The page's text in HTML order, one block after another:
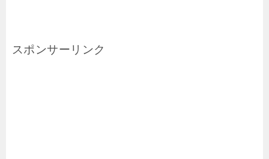
スポンサーリンク